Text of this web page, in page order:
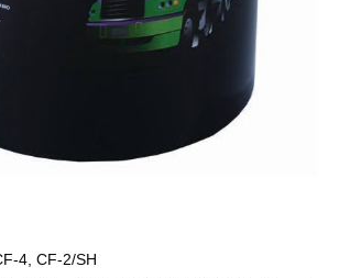
4, CF-2/SH